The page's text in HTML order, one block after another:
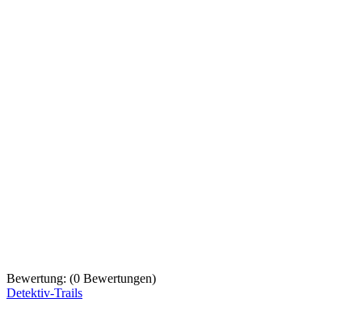
Bewertung: (0 Bewertungen)
Detektiv-Trails